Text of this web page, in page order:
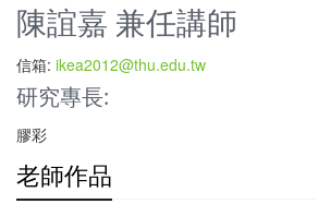
陳誼嘉 兼任講師
信箱: ikea2012@thu.edu.tw
研究專長:
膠彩
老師作品